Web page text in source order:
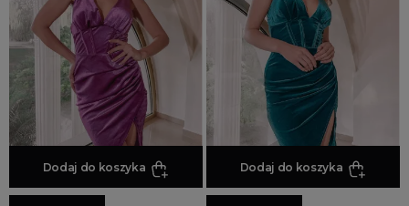
Strefa beauty
Promocja
Wyprzedaż
Summer sale
Bon podarunkowy
BACK TO SCHOOL
PREZENTY
ŚWIĘTA
Dodaj do koszyka Dodaj do koszyka